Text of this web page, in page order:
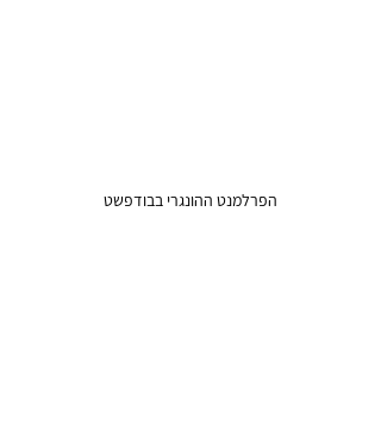
הפרלמנט ההונגרי בבודפשט